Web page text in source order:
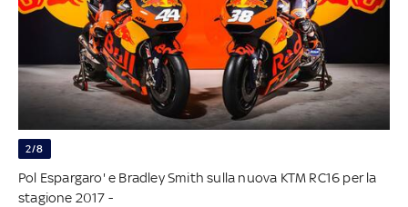
2/8
Pol Espargaro' e Bradley Smith sulla nuova KTM RC16 per la
stagione 2017 -